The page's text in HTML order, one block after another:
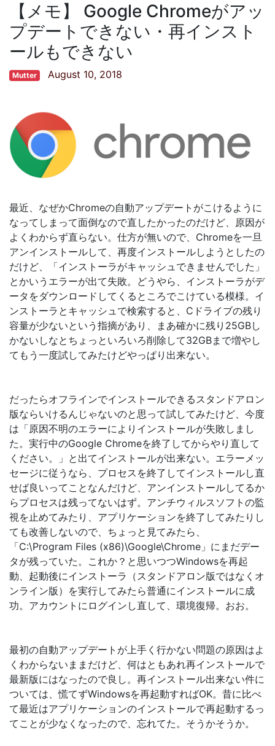
【メモ】 Google Chromeがアッ
プデートできない・再インスト
ールもできない
Mutter August 10, 2018
最近、なぜかChromeの自動アップデートがこけるように
なってしまって面倒なので直したかったのだけど、原因が
よくわからず直らない。仕方が無いので、Chromeを一旦
アンインストールして、再度インストールしようとしたの
だけど、「インストーラがキャッシュできませんでした」
とかいうエラーが出て失敗。どうやら、インストーラがデ
ータをダウンロードしてくるところでこけている模様。イ
ンストーラとキャッシュで検索すると、Cドライブの残り
容量が少ないという指摘があり、まあ確かに残り25GBし
かないしなとちょっといろいろ削除して32GBまで増やし
てもう一度試してみたけどやっぱり出来ない。
だったらオフラインでインストールできるスタンドアロン
版ならいけるんじゃないのと思って試してみたけど、今度
は「原因不明のエラーによりインストールが失敗しまし
た。実行中のGoogle Chromeを終了してからやり直して
ください。」と出てインストールが出来ない。エラーメッ
セージに従うなら、プロセスを終了してインストールし直
せば良いってことなんだけど、アンインストールしてるか
らプロセスは残ってないはず。アンチウィルスソフトの監
視を止めてみたり、アプリケーションを終了してみたりし
ても改善しないので、ちょっと見てみたら、
「C:\Program Files (x86)\Google\Chrome」にまだデー
タが残っていた。これか？と思いつつWindowsを再起
動、起動後にインストーラ（スタンドアロン版ではなくオ
ンライン版）を実行してみたら普通にインストールに成
功。アカウントにログインし直して、環境復帰。おお。
最初の自動アップデートが上手く行かない問題の原因はよ
くわからないままだけど、何はともあれ再インストールで
最新版にはなったので良し。再インストール出来ない件に
ついては、慌てずWindowsを再起動すればOK。昔に比べ
て最近はアプリケーションのインストールで再起動するっ
てことが少なくなったので、忘れてた。そうかそうか。